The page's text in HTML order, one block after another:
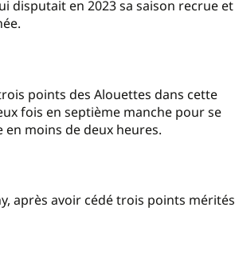
disputait en 2023 sa saison recrue et
points des Alouettes dans cette
fois en septième manche pour se
moins de deux heures.
après avoir cédé trois points mérités